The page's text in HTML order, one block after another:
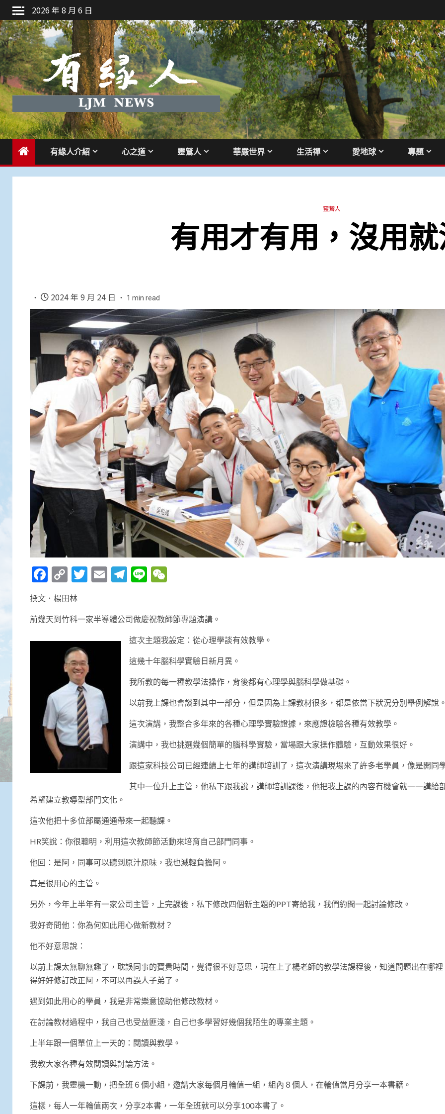
Skip
to
content
2026 年 8 月 6 日
有緣人介紹 心之道 靈鷲人 華嚴世界 生活禪 愛地球 專題
靈鷲人
有用才有用，沒用
2024 年 9 月 24 日 1 min read
Facebook
Copy
Link
Twitter
EmailTelegram
Line
撰文．楊田林
前幾天到竹科一家半導體公司做慶祝教師節專題演講。
這次主題我設定：從心理學談有效教學。
這幾十年腦科學實驗日新月異。
我所教的每一種教學法操作，背後都有心理學與腦科學做基礎。
以前我上課也會談到其中一部分，但是因為上課教材很多，都是依當下狀況分別舉例解說
這次演講，我整合多年來的各種心理學實驗證據，來應證檢驗各種有效教學。
演講中，我也挑選幾個簡單的腦科學實驗，當場跟大家操作體驗，互動效果很好。
跟這家科技公司已經連續上七年的講師培訓了，這次演講現場來了許多老學員，像是開同
其中一位升上主管，他私下跟我說，講師培訓課後，他把我上課的內容有機會就一一講給
希望建立教導型部門文化。
這次他把十多位部屬通通帶來一起聽課。
HR笑說：你很聰明，利用這次教師節活動來培育自己部門同事。
他回：是阿，同事可以聽到原汁原味，我也減輕負擔阿。
真是很用心的主管。
另外，今年上半年有一家公司主管，上完課後，私下修改四個新主題的PPT寄給我，我們約間一起討論修改。
我好奇問他：你為何如此用心做新教材？
他不好意思說：
以前上課太無聊無趣了，耽誤同事的寶貴時間，覺得很不好意思，現在上了楊老師的教學法課程後，知道問題出在哪
得好好修訂改正阿，不可以再誤人子弟了。
遇到如此用心的學員，我是非常樂意協助他修改教材。
在討論教材過程中，我自己也受益匪淺，自己也多學習好幾個我陌生的專業主題。
上半年跟一個單位上一天的：閱讀與教學。
我教大家各種有效閱讀與討論方法。
下課前，我靈機一動，把全班６個小組，邀請大家每個月輪值一組，組內８個人，在輪值當月分享一本書籍。
這樣，每人一年輪值兩次，分享2本書，一年全班就可以分享100本書了。